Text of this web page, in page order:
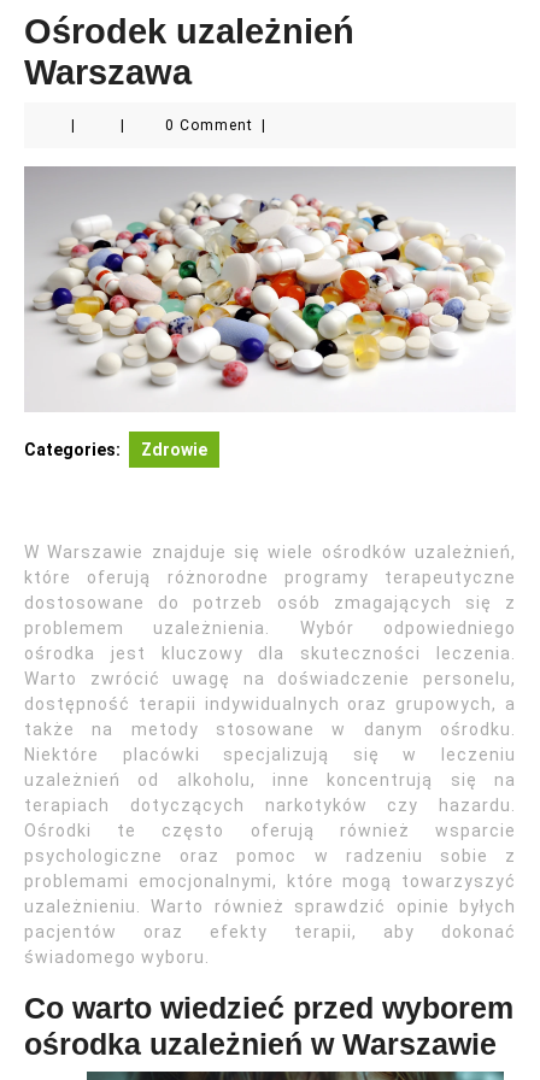
Ośrodek uzależnień
Warszawa
0 Comment
Categories: Zdrowie
W Warszawie znajduje się wiele ośrodków uzależnień,
które oferują różnorodne programy terapeutyczne
dostosowane do potrzeb osób zmagających się z
problemem uzależnienia. Wybór odpowiedniego
ośrodka jest kluczowy dla skuteczności leczenia.
Warto zwrócić uwagę na doświadczenie personelu,
dostępność terapii indywidualnych oraz grupowych, a
także na metody stosowane w danym ośrodku.
Niektóre placówki specjalizują się w leczeniu
uzależnień od alkoholu, inne koncentrują się na
terapiach dotyczących narkotyków czy hazardu.
Ośrodki te często oferują również wsparcie
psychologiczne oraz pomoc w radzeniu sobie z
problemami emocjonalnymi, które mogą towarzyszyć
uzależnieniu. Warto również sprawdzić opinie byłych
pacjentów oraz efekty terapii, aby dokonać
świadomego wyboru.
Co warto wiedzieć przed wyborem
ośrodka uzależnień w Warszawie